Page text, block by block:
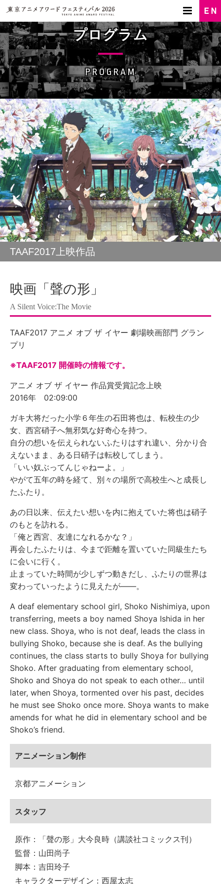
プログラム
PROGRAM
TAAF2017上映作品
映画「聲の形」
A Silent Voice:The Movie
TAAF2017 アニメ オブ ザ イヤー 劇場映画部門 グラン
プリ
※TAAF2017 開催時の情報です。
アニメ オブ ザ イヤー 作品賞受賞記念上映
2016年 02:09:00
ガキ大将だった小学６年生の石田将也は、転校生の少
女、西宮硝子へ無邪気な好奇心を持つ。
自分の想いを伝えられないふたりはすれ違い、分かり合
えないまま、ある日硝子は転校してしまう。
「いい奴ぶってんじゃねーよ。」
やがて五年の時を経て、別々の場所で高校生へと成長し
たふたり。
あの日以来、伝えたい想いを内に抱えていた将也は硝子
のもとを訪れる。
「俺と西宮、友達になれるかな？」
再会したふたりは、今まで距離を置いていた同級生たち
に会いに行く。
止まっていた時間が少しずつ動きだし、ふたりの世界は
変わっていったように見えたが――。
A deaf elementary school girl, Shoko Nishimiya, upon
transferring, meets a boy named Shoya Ishida in her
new class. Shoya, who is not deaf, leads the class in
bullying Shoko, because she is deaf. As the bullying
continues, the class starts to bully Shoya for bullying
Shoko. After graduating from elementary school,
Shoko and Shoya do not speak to each other… until
later, when Shoya, tormented over his past, decides
he must see Shoko once more. Shoya wants to make
amends for what he did in elementary school and be
Shoko’s friend.
アニメーション制作
京都アニメーション
スタッフ
原作：「聲の形」大今良時（講談社コミックス刊）
監督：山田尚子
脚本：吉田玲子
キャラクターデザイン：西屋太志